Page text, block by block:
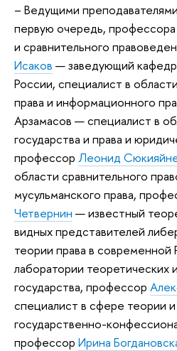
– Ведущими
первую очередь,
и сравнительного
Исаков — заведующий
России, специалист в
права и информационного
Арзамасов — специалист в
государства и права и
профессор Леонид
области сравнительного
мусульманского права,
Четвернин — известный
видных представителей
теории права в современной
лаборатории теоретических
государства, профессор
специалист в сфере теории
государственно-
профессор Ирина